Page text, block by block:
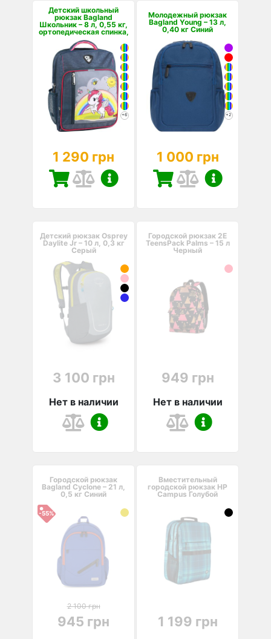
Детский школьный
рюкзак Bagland
Школьник – 8 л, 0,55 кг,
ортопедическая спинка,
светоотражающие
элем...
+6
1 290 грн
Молодежный рюкзак
Bagland Young – 13 л,
0,40 кг Синий
+2
1 000 грн
Детский рюкзак Osprey
Daylite Jr – 10 л, 0,3 кг
Серый
3 100 грн
Нет в наличии
Городской рюкзак 2E
TeensPack Palms – 15 л
Черный
949 грн
Нет в наличии
Городской рюкзак
Bagland Cyclone – 21 л,
0,5 кг Синий
-55%
2 100 грн
945 грн
Вместительный
городской рюкзак HP
Campus Голубой
1 199 грн